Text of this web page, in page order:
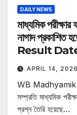
DAILY NEWS
মাধ্যমিক
নাগাদ
Result
APRIL 14, 2026
WB Madhyamik
সম্প্রতি মাধ্যমিক
প্রশ্ন তৈরি হয়েছে…